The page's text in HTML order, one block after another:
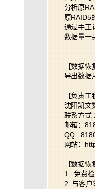
分析原
原RAID5
通过手工
数据量一
【数据恢
导出数据
【负责工
沈阳凯文
联系方式
邮箱：
QQ :
网站：
【数据恢
1 . 免费检
2. 与客户